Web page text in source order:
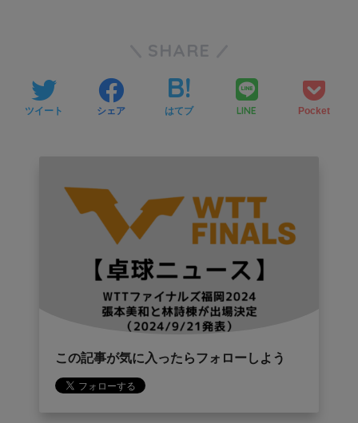
SHARE
ツイート シェア はてブ LINE Pocket
この記事が気に入ったらフォローしよう